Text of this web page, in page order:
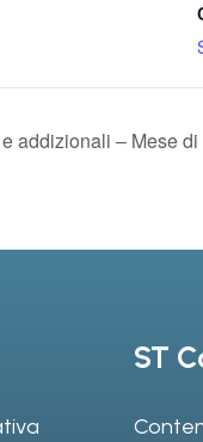
addizionali – Mese
ST